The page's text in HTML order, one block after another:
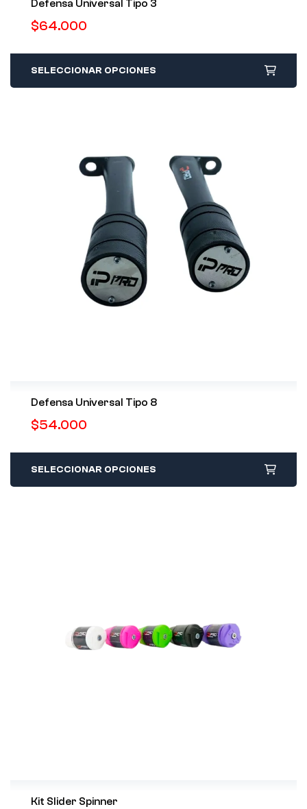
Defensa Universal Tipo 3
$64.000
SELECCIONAR OPCIONES
Defensa Universal Tipo 8
$54.000
SELECCIONAR OPCIONES
Kit Slider Spinner